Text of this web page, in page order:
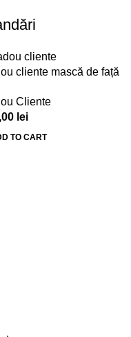
cliente mască de față
Cliente
lei
TO CART